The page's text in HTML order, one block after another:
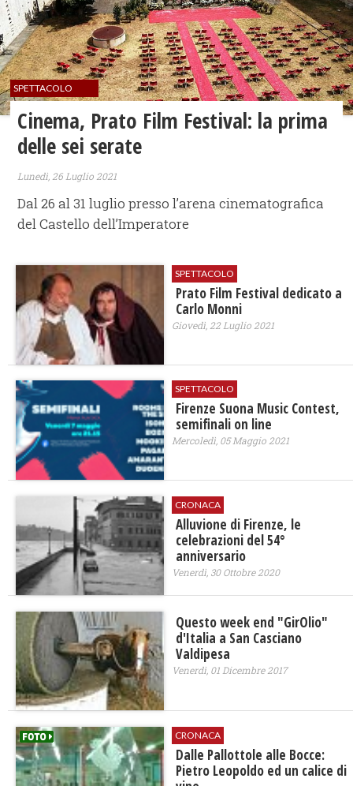
SPETTACOLO
Cinema, Prato Film Festival: la prima
delle sei serate
Lunedì, 26 Luglio 2021
Dal 26 al 31 luglio presso l’arena cinematografica
del Castello dell’Imperatore
SPETTACOLO
Prato Film Festival dedicato a
Carlo Monni
Giovedì, 22 Luglio 2021
SPETTACOLO
Firenze Suona Music Contest,
semifinali on line
Mercoledì, 05 Maggio 2021
CRONACA
Alluvione di Firenze, le
celebrazioni del 54°
anniversario
Venerdì, 30 Ottobre 2020
Questo week end "GirOlio"
d'Italia a San Casciano
Valdipesa
Venerdì, 01 Dicembre 2017
CRONACA
​Dalle Pallottole alle Bocce:
Pietro Leopoldo ed un calice di